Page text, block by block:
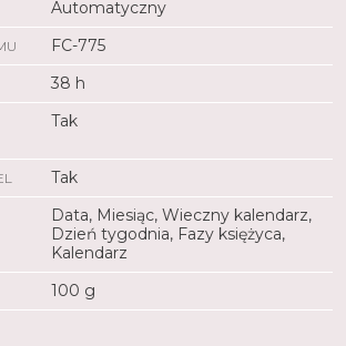
Automatyczny
FC-775
38 h
Tak
Tak
Data, Miesiąc, Wieczny kalendarz,
Dzień tygodnia, Fazy księżyca,
Kalendarz
100 g